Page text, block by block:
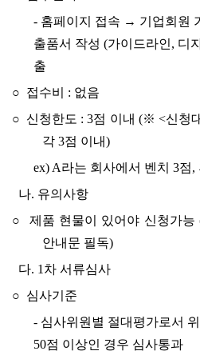
- 홈페이지 접속 → 기업회원
출품서 작성 (가이드라인, 디
출
○ 접수비 : 없음
○ 신청한도 : 3점 이내 (※ <신청
각 3점 이내)
ex) A라는 회사에서 벤치 3점
나. 유의사항
○ 제품 현물이 있어야 신청가
안내문 필독)
다. 1차 서류심사
○ 심사기준
- 심사위원별 절대평가로서
50점 이상인 경우 심사통과